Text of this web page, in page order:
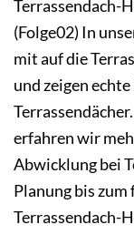
Terrassendach-
(Folge02) In
mit auf die
und zeigen
erfahren wir
Abwicklung bei
Planung bis zum
Terrassendach-